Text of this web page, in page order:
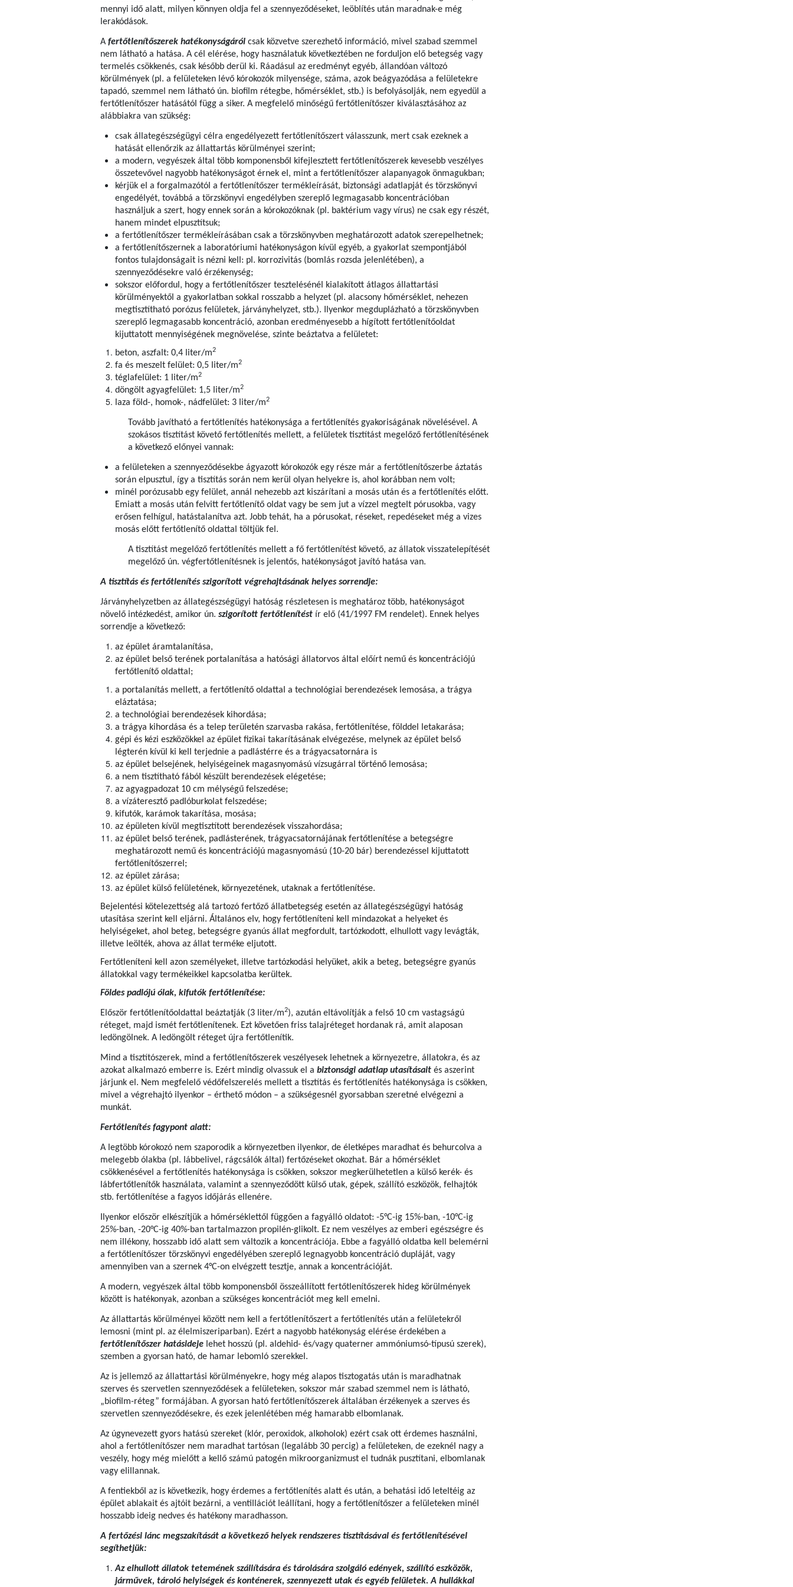
mennyi idő alatt, milyen könnyen oldja fel a szennyeződéseket, leöblítés után maradnak-e még
lerakódások.
A fertőtlenítőszerek hatékonyságárólcsak közvetve szerezhető információ, mivel szabad szemmel
nem látható a hatása. A cél elérése, hogy használatuk következtében ne forduljon elő betegség vagy
termelés csökkenés, csak később derül ki. Ráadásul az eredményt egyéb, állandóan változó
körülmények (pl. a felületeken lévő kórokozók milyensége, száma, azok beágyazódása a felületekre
tapadó, szemmel nem látható ún. biofilm rétegbe, hőmérséklet, stb.) is befolyásolják, nem egyedül a
fertőtlenítőszer hatásától függ a siker. A megfelelő minőségű fertőtlenítőszer kiválasztásához az
alábbiakra van szükség:
csak állategészségügyi célra engedélyezett fertőtlenítőszert válasszunk, mert csak ezeknek a
hatását ellenőrzik az állattartás körülményei szerint;
a modern, vegyészek által több komponensből kifejlesztett fertőtlenítőszerek kevesebb veszélyes
összetevővel nagyobb hatékonyságot érnek el, mint a fertőtlenítőszer alapanyagok önmagukban;
kérjük el a forgalmazótól a fertőtlenítőszer termékleírását, biztonsági adatlapját és törzskönyvi
engedélyét, továbbá a törzskönyvi engedélyben szereplő legmagasabb koncentrációban
használjuk a szert, hogy ennek során a kórokozóknak (pl. baktérium vagy vírus) ne csak egy részét,
hanem mindet elpusztítsuk;
a fertőtlenítőszer termékleírásában csak a törzskönyvben meghatározott adatok szerepelhetnek;
a fertőtlenítőszernek a laboratóriumi hatékonyságon kívül egyéb, a gyakorlat szempontjából
fontos tulajdonságait is nézni kell: pl. korrozivitás (bomlás rozsda jelenlétében), a
szennyeződésekre való érzékenység;
sokszor előfordul, hogy a fertőtlenítőszer tesztelésénél kialakított átlagos állattartási
körülményektől a gyakorlatban sokkal rosszabb a helyzet (pl. alacsony hőmérséklet, nehezen
megtisztítható porózus felületek, járványhelyzet, stb.). Ilyenkor megduplázható a törzskönyvben
szereplő legmagasabb koncentráció, azonban eredményesebb a hígított fertőtlenítőoldat
kijuttatott mennyiségének megnövelése, szinte beáztatva a felületet:
beton, aszfalt: 0,4 liter/m2
fa és meszelt felület: 0,5 liter/m2
téglafelület: 1 liter/m2
döngölt agyagfelület: 1,5 liter/m2
laza föld-, homok-, nádfelület: 3 liter/m2
Tovább javítható a fertőtlenítés hatékonysága a fertőtlenítés gyakoriságának növelésével. A
szokásos tisztítást követő fertőtlenítés mellett, a felületek tisztítást megelőző fertőtlenítésének
a következő előnyei vannak:
a felületeken a szennyeződésekbe ágyazott kórokozók egy része már a fertőtlenítőszerbe áztatás
során elpusztul, így a tisztítás során nem kerül olyan helyekre is, ahol korábban nem volt;
minél porózusabb egy felület, annál nehezebb azt kiszárítani a mosás után és a fertőtlenítés előtt.
Emiatt a mosás után felvitt fertőtlenítő oldat vagy be sem jut a vízzel megtelt pórusokba, vagy
erősen felhígul, hatástalanítva azt. Jobb tehát, ha a pórusokat, réseket, repedéseket még a vizes
mosás előtt fertőtlenítő oldattal töltjük fel.
A tisztítást megelőző fertőtlenítés mellett a fő fertőtlenítést követő, az állatok visszatelepítését
megelőző ún. végfertőtlenítésnek is jelentős, hatékonyságot javító hatása van.
A tisztítás és fertőtlenítés szigorított végrehajtásának helyes sorrendje:
Járványhelyzetben az állategészségügyi hatóság részletesen is meghatároz több, hatékonyságot
növelő intézkedést, amikor ún. szigorított fertőtlenítéstír elő (41/1997 FM rendelet). Ennek helyes
sorrendje a következő:
az épület áramtalanítása,
az épület belső terének portalanítása a hatósági állatorvos által előírt nemű és koncentrációjú
fertőtlenítő oldattal;
a portalanítás mellett, a fertőtlenítő oldattal a technológiai berendezések lemosása, a trágya
eláztatása;
a technológiai berendezések kihordása;
a trágya kihordása és a telep területén szarvasba rakása, fertőtlenítése, földdel letakarása;
gépi és kézi eszközökkel az épület fizikai takarításának elvégezése, melynek az épület belső
légterén kívül ki kell terjednie a padlástérre és a trágyacsatornára is
az épület belsejének, helyiségeinek magasnyomású vízsugárral történő lemosása;
a nem tisztítható fából készült berendezések elégetése;
az agyagpadozat 10 cm mélységű felszedése;
a vízáteresztő padlóburkolat felszedése;
kifutók, karámok takarítása, mosása;
az épületen kívül megtisztított berendezések visszahordása;
az épület belső terének, padlásterének, trágyacsatornájának fertőtlenítése a betegségre
meghatározott nemű és koncentrációjú magasnyomású (10-20 bár) berendezéssel kijuttatott
fertőtlenítőszerrel;
az épület zárása;
az épület külső felületének, környezetének, utaknak a fertőtlenítése.
Bejelentési kötelezettség alá tartozó fertőző állatbetegség esetén az állategészségügyi hatóság
utasítása szerint kell eljárni. Általános elv, hogy fertőtleníteni kell mindazokat a helyeket és
helyiségeket, ahol beteg, betegségre gyanús állat megfordult, tartózkodott, elhullott vagy levágták,
illetve leölték, ahova az állat terméke eljutott.
Fertőtleníteni kell azon személyeket, illetve tartózkodási helyüket, akik a beteg, betegségre gyanús
állatokkal vagy termékeikkel kapcsolatba kerültek.
Földes padlójú ólak, kifutók fertőtlenítése:
Először fertőtlenítőoldattal beáztatják (3 liter/m2), azután eltávolítják a felső 10 cm vastagságú
réteget, majd ismét fertőtlenítenek. Ezt követően friss talajréteget hordanak rá, amit alaposan
ledöngölnek. A ledöngölt réteget újra fertőtlenítik.
Mind a tisztítószerek, mind a fertőtlenítőszerek veszélyesek lehetnek a környezetre, állatokra, és az
azokat alkalmazó emberre is. Ezért mindig olvassuk el a biztonsági adatlap utasításaités aszerint
járjunk el. Nem megfelelő védőfelszerelés mellett a tisztítás és fertőtlenítés hatékonysága is csökken,
mivel a végrehajtó ilyenkor – érthető módon – a szükségesnél gyorsabban szeretné elvégezni a
munkát.
Fertőtlenítés fagypont alatt:
A legtöbb kórokozó nem szaporodik a környezetben ilyenkor, de életképes maradhat és behurcolva a
melegebb ólakba (pl. lábbelivel, rágcsálók által) fertőzéseket okozhat. Bár a hőmérséklet
csökkenésével a fertőtlenítés hatékonysága is csökken, sokszor megkerülhetetlen a külső kerék- és
lábfertőtlenítők használata, valamint a szennyeződött külső utak, gépek, szállító eszközök, felhajtók
stb. fertőtlenítése a fagyos időjárás ellenére.
Ilyenkor először elkészítjük a hőmérséklettől függően a fagyálló oldatot: -5°C-ig 15%-ban, -10°C-ig
25%-ban, -20°C-ig 40%-ban tartalmazzon propilén-glikolt. Ez nem veszélyes az emberi egészségre és
nem illékony, hosszabb idő alatt sem változik a koncentrációja. Ebbe a fagyálló oldatba kell belemérni
a fertőtlenítőszer törzskönyvi engedélyében szereplő legnagyobb koncentráció dupláját, vagy
amennyiben van a szernek 4°C-on elvégzett tesztje, annak a koncentrációját.
A modern, vegyészek által több komponensből összeállított fertőtlenítőszerek hideg körülmények
között is hatékonyak, azonban a szükséges koncentrációt meg kell emelni.
Az állattartás körülményei között nem kell a fertőtlenítőszert a fertőtlenítés után a felületekről
lemosni (mint pl. az élelmiszeriparban). Ezért a nagyobb hatékonyság elérése érdekében a
fertőtlenítőszer hatásidejelehet hosszú (pl. aldehid- és/vagy quaterner ammóniumsó-típusú szerek),
szemben a gyorsan ható, de hamar lebomló szerekkel.
Az is jellemző az állattartási körülményekre, hogy még alapos tisztogatás után is maradhatnak
szerves és szervetlen szennyeződések a felületeken, sokszor már szabad szemmel nem is látható,
„biofilm-réteg” formájában. A gyorsan ható fertőtlenítőszerek általában érzékenyek a szerves és
szervetlen szennyeződésekre, és ezek jelenlétében még hamarabb elbomlanak.
Az úgynevezett gyors hatású szereket (klór, peroxidok, alkoholok) ezért csak ott érdemes használni,
ahol a fertőtlenítőszer nem maradhat tartósan (legalább 30 percig) a felületeken, de ezeknél nagy a
veszély, hogy még mielőtt a kellő számú patogén mikroorganizmust el tudnák pusztítani, elbomlanak
vagy elillannak.
A fentiekből az is következik, hogy érdemes a fertőtlenítés alatt és után, a behatási idő leteltéig az
épület ablakait és ajtóit bezárni, a ventillációt leállítani, hogy a fertőtlenítőszer a felületeken minél
hosszabb ideig nedves és hatékony maradhasson.
A fertőzési lánc megszakítását a következő helyek rendszeres tisztításával és fertőtlenítésével
segíthetjük:
Az elhullott állatok tetemének szállítására és tárolására szolgáló edények, szállító eszközök,
járművek, tároló helyiségek és konténerek, szennyezett utak és egyéb felületek. A hullákkal